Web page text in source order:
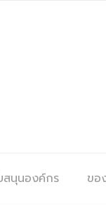
สนุนองค์กร ขอ